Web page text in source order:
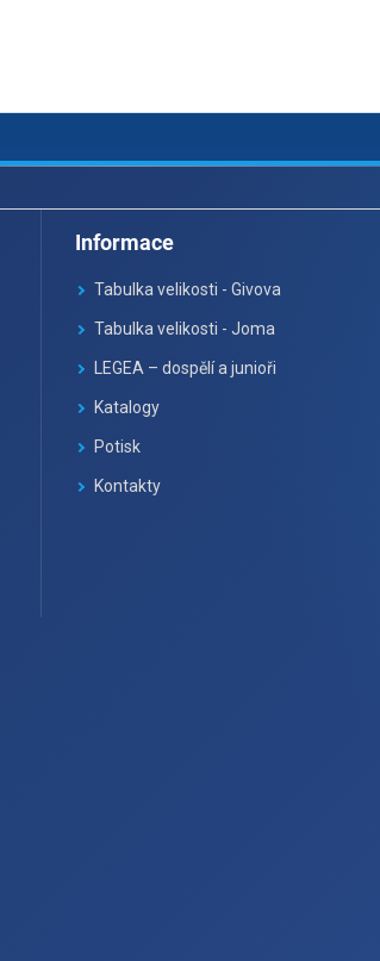
Informace
Tabulka velikosti - Givova
Tabulka velikosti - Joma
LEGEA – dospělí a junioři
Katalogy
Potisk
Kontakty